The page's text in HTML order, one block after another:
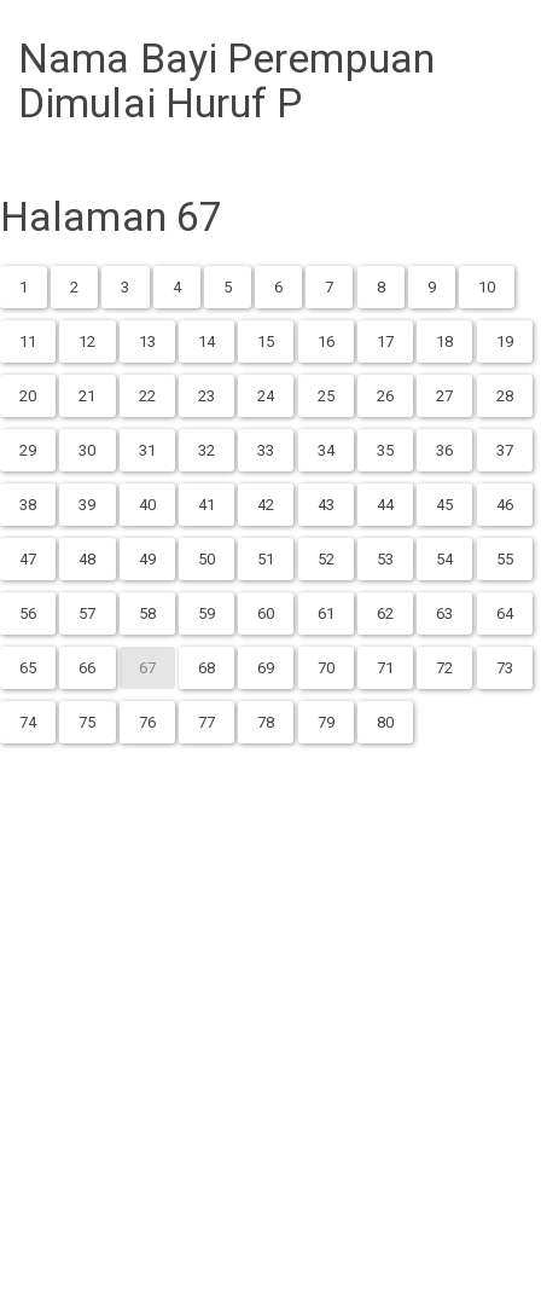
Nama Bayi Perempuan
Dimulai Huruf P
Halaman 67
1 2 3 4 5 6 7 8 9 10
11 12 13 14 15 16 17 18 19
20 21 22 23 24 25 26 27 28
29 30 31 32 33 34 35 36 37
38 39 40 41 42 43 44 45 46
47 48 49 50 51 52 53 54 55
56 57 58 59 60 61 62 63 64
65 66 67 68 69 70 71 72 73
74 75 76 77 78 79 80